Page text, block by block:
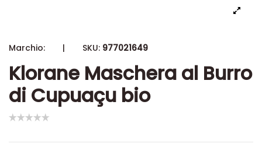
Marchio: | SKU: 977021649
Klorane Maschera al Burro
di Cupuaçu bio